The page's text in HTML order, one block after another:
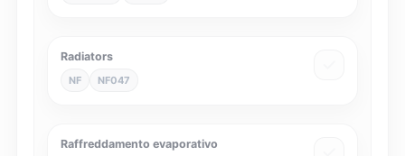
Radiators
NF NF047
Raffreddamento evaporativo